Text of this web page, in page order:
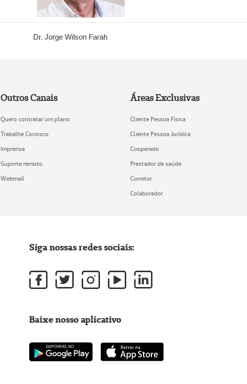
Dr. Jorge Wilson Farah
Outros Canais
Quero contratar um plano
Trabalhe Conosco
Imprensa
Suporte remoto
Webmail
Áreas Exclusivas
Cliente Pessoa Física
Cliente Pessoa Jurídica
Cooperado
Prestador de saúde
Corretor
Colaborador
Siga nossas redes sociais:
Baixe nosso aplicativo